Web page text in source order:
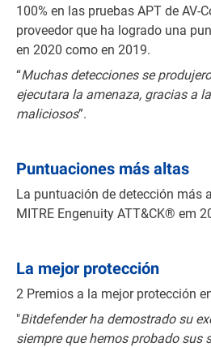
100% en las pruebas APT de AV-
proveedor que ha logrado una
en 2020 como en 2019.
“Muchas detecciones se
ejecutara la amenaza, gracias a
maliciosos”.
Puntuaciones más altas
La puntuación de detección más
MITRE Engenuity ATT&CK® em
La mejor protección
2 Premios a la mejor protección
"Bitdefender ha demostrado su
siempre que hemos probado sus